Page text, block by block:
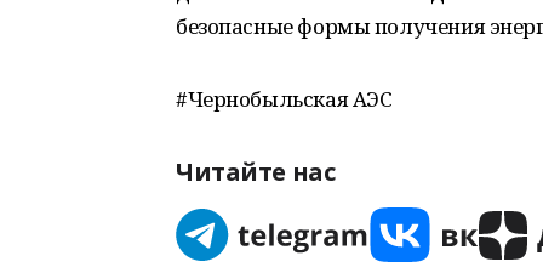
безопасные формы получения
#Чернобыльская АЭС
Читайте нас